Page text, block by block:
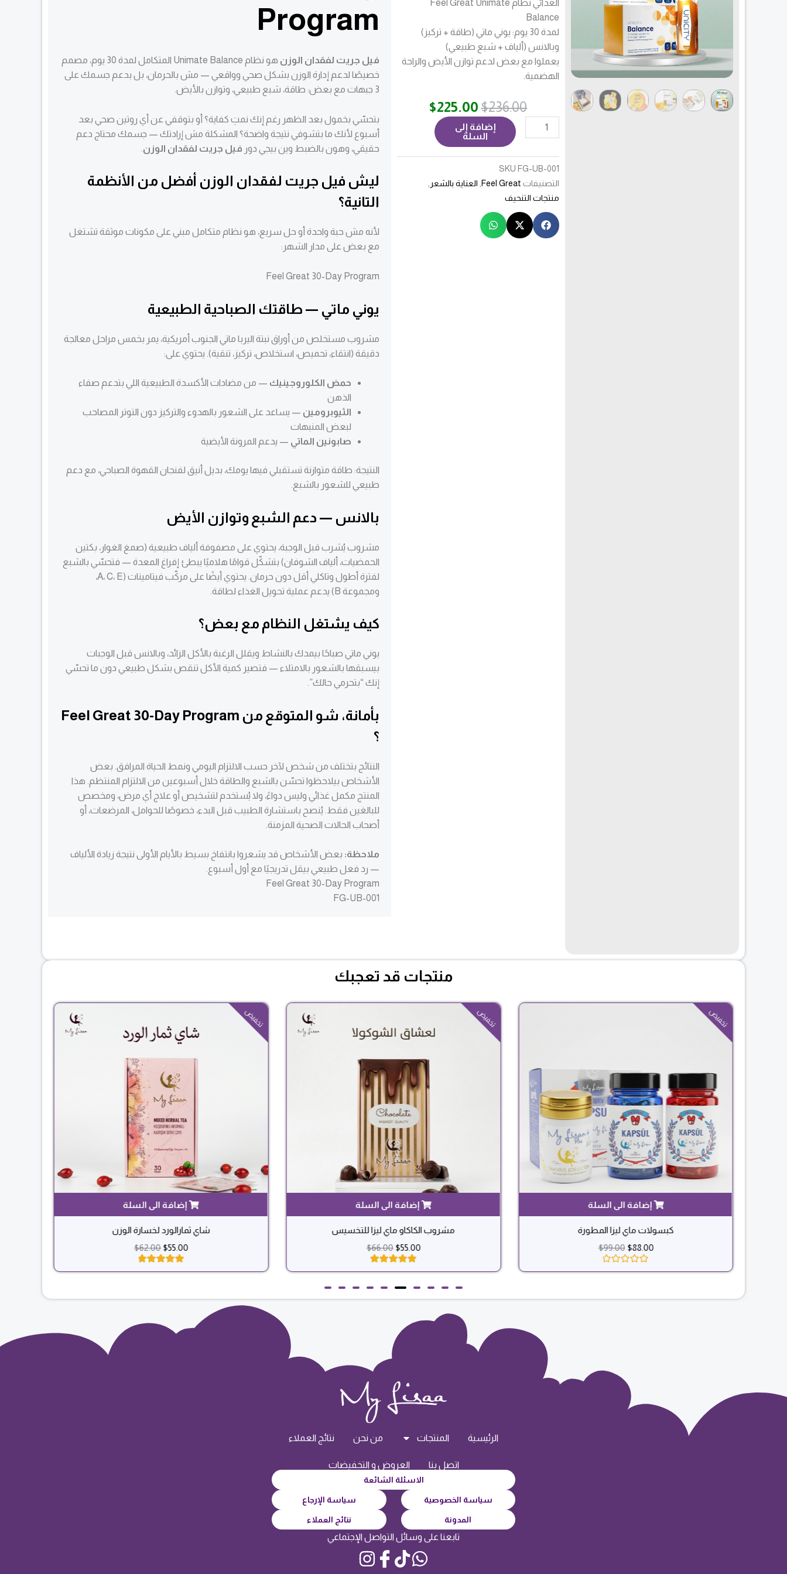
الغذائي نظام Feel Great Unimate
Balance
لمدة 30 يوم: يوني ماتي (طاقة + تركيز)
وبالانس (ألياف + شبع طبيعي)
يعملوا مع بعض لدعم توازن الأيض والراحة
الهضمية.
$236.00
السعر
الأصلي
هو:
$236.00.
$225.00
كمية
Feel
30
-
Day
Program
إضافة إلى
السلة
SKU FG-UB-001
التصنيفات Feel Great العناية بالشعر
منتجات التنحيف
Program
فيل جريت لفقدان الوزن
هو نظام Unimate Balance المتكامل لمدة 30 يوم، مصمم
خصيصًا لدعم إدارة الوزن بشكل صحي وواقعي — مش بالحرمان، بل بدعم جسمك على
3 جبهات مع بعض: طاقة، شبع طبيعي، وتوازن بالأيض.
بتحسّي بخمول بعد الظهر رغم إنك نمتِ كفاية؟ أو بتوقفي عن أي روتين صحي بعد
أسبوع لأنك ما بتشوفي نتيجة واضحة؟ المشكلة مش إرادتك — جسمك محتاج دعم
حقيقي، وهون بالضبط وين بيجي دور فيل جريت لفقدان الوزن
ليش فيل جريت لفقدان الوزن أفضل من الأنظمة
التانية؟
لأنه مش حبة واحدة أو حل سريع، هو نظام متكامل مبني على مكونات موثقة تشتغل
مع بعض على مدار الشهر:
Feel Great 30-Day Program
يوني ماتي — طاقتك الصباحية الطبيعية
مشروب مستخلص من أوراق نبتة اليربا ماتي الجنوب أمريكية، يمر بخمس مراحل معالجة
دقيقة (انتقاء، تحميص، استخلاص، تركيز، تنقية). يحتوي على:
حمض الكلوروجينيك — من مضادات الأكسدة الطبيعية اللي بتدعم صفاء
الذهن
الثيوبرومين — يساعد على الشعور بالهدوء والتركيز دون التوتر المصاحب
لبعض المنبهات
صابونين الماتي — يدعم المرونة الأيضية
النتيجة: طاقة متوازنة تستقبلي فيها يومك، بديل أنيق لفنجان القهوة الصباحي، مع دعم
طبيعي للشعور بالشبع.
بالانس — دعم الشبع وتوازن الأيض
مشروب يُشرب قبل الوجبة، يحتوي على مصفوفة ألياف طبيعية (صمغ الغوار، بكتين
الحمضيات، ألياف الشوفان) بتشكّل قوامًا هلاميًا يبطئ إفراغ المعدة — فتحسّي بالشبع
لفترة أطول وتاكلي أقل دون حرمان. يحتوي أيضًا على مركّب فيتامينات (A، C، E،
ومجموعة B) يدعم عملية تحويل الغذاء لطاقة.
كيف يشتغل النظام مع بعض؟
يوني ماتي صباحًا بيمدك بالنشاط ويقلل الرغبة بالأكل الزائد، وبالانس قبل الوجبات
بيسبقها بالشعور بالامتلاء — فتصير كمية الأكل تنقص بشكل طبيعي دون ما تحسّي
إنك “بتحرمي حالك”.
بأمانة، شو المتوقع من Feel Great 30-Day Program
؟
النتائج بتختلف من شخص لآخر حسب الالتزام اليومي ونمط الحياة المرافق. بعض
الأشخاص بيلاحظوا تحسّن بالشبع والطاقة خلال أسبوعين من الالتزام المنتظم. هذا
المنتج مكمل غذائي وليس دواءً، ولا يُستخدم لتشخيص أو علاج أي مرض، ومخصص
للبالغين فقط. يُنصح باستشارة الطبيب قبل البدء، خصوصًا للحوامل، المرضعات، أو
أصحاب الحالات الصحية المزمنة.
ملاحظة: بعض الأشخاص قد يشعروا بانتفاخ بسيط بالأيام الأولى نتيجة زيادة الألياف
— رد فعل طبيعي بيقل تدريجيًا مع أول أسبوع.
Feel Great 30-Day Program
FG-UB-001
منتجات قد تعجبك
تخفيض
كبسولات ماي ليزا المطورة
$99.00
السعر
$88.00
السعر
تم
تخفيض
مشروب الكاكاو ماي ليزا للتخسيس
$66.00
السعر
هو:
$55.00
السعر
هو:
تم التقييم بـ
بناءً على
تخفيض
شاي ثمارالورد لخسارة الوزن
$62.00
السعر
هو:
$62.00.
$55.00
السعر
هو:
تم التقييم بـ
الرئيسية المنتجات من نحن نتائج العملاء
اتصل بنا العروض و التخفيضات
الاسئلة الشائعة
سياسة الخصوصية سياسة الإرجاع
المدونة نتائج العملاء
تابعنا على وسائل التواصل الإجتماعي